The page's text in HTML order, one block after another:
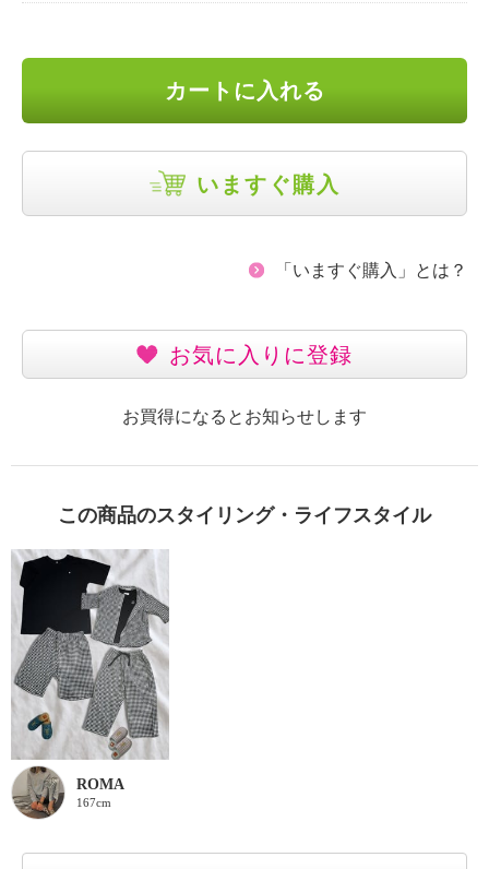
カートに入れる
いますぐ購入
「いますぐ購入」とは？
お気に入りに登録
お買得になるとお知らせします
この商品のスタイリング・ライフスタイル
ROMA
167cm